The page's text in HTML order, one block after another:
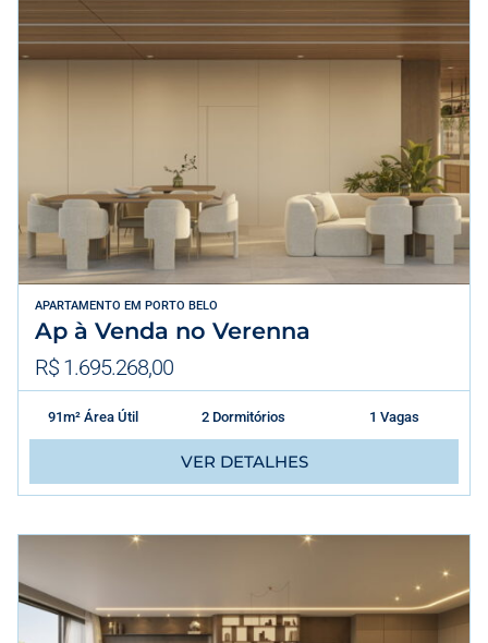
APARTAMENTO EM PORTO BELO
Ap à Venda no Verenna
R$ 1.695.268,00
91m² Área Útil 2 Dormitórios 1 Vagas
VER DETALHES